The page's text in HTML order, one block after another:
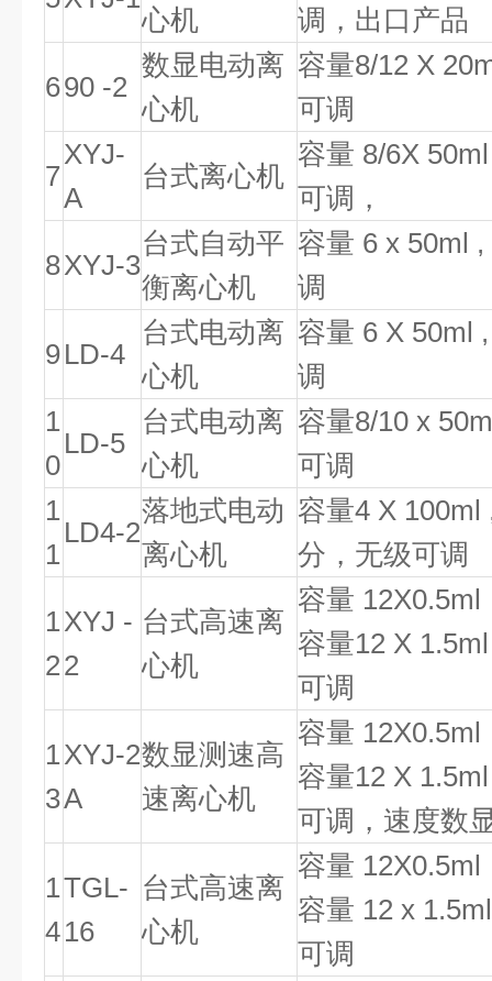
心机 调，出口产品
690 -2
数显电动离
心机
容量8/12 X
可调
7
XYJ-
A
台式离心机
容量 8/6X
可调，
8XYJ-3
台式自动平
衡离心机
容量 6 x 50ml
调
9LD-4
台式电动离
心机
容量 6 X 50ml
调
1
0
LD-5
台式电动离
心机
容量8/10 x
可调
1
1
LD4-2
落地式电动
离心机
容量4 X
分，无级可调
1
2
XYJ -
2
台式高速离
心机
容量 12X0.5ml
容量12 X
可调
1
3
XYJ-2
A
数显测速高
速离心机
容量 12X0.5ml
容量12 X
可调，速度数
1
4
TGL-
16
台式高速离
心机
容量 12X0.5ml
容量 12 x
可调